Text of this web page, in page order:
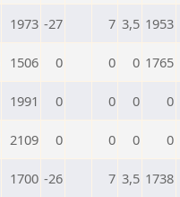
1973 -27 7 3,5 1953
1506 0 0 0 1765
1991 0 0 0 0
2109 0 0 0 0
1700 -26 7 3,5 1738